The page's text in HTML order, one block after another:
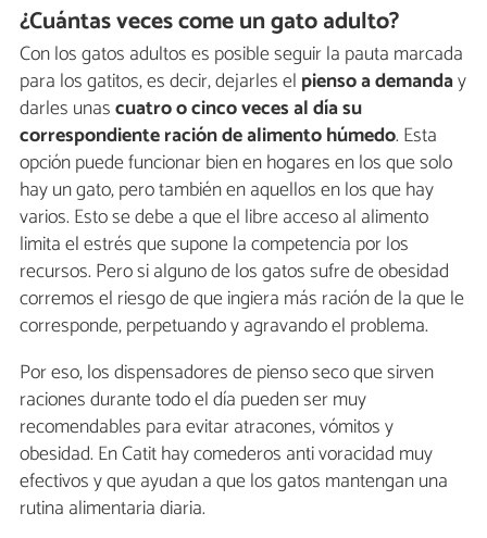
¿Cuántas veces come un gato adulto?
Con los gatos adultos es posible seguir la pauta marcada
para los gatitos, es decir, dejarles el pienso a demanday
darles unascuatro o cinco veces al día su
correspondiente ración de alimento húmedo. Esta
opción puede funcionar bien en hogares en los que solo
hay un gato, pero también en aquellos en los que hay
varios. Esto se debe a que el libre acceso al alimento
limita el estrés que supone la competencia por los
recursos. Pero si alguno de los gatos sufre de obesidad
corremos el riesgo de que ingiera más ración de la que le
corresponde, perpetuando y agravando el problema.
Por eso, los dispensadores de pienso seco que sirven
raciones durante todo el día pueden ser muy
recomendables para evitar atracones, vómitos y
obesidad. En Catit hay comederos anti voracidad muy
efectivos y que ayudan a que los gatos mantengan una
rutina alimentaria diaria.